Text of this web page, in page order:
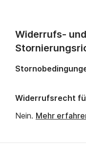
Widerrufs- und
Widerrufsrecht
Nein. Mehr